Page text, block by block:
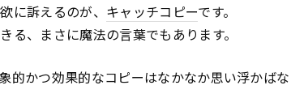
に訴えるのが、 キャッチコピーです。
、まさに魔法の言葉でもあります。
的かつ効果的なコピーはなかなか思い浮かばな